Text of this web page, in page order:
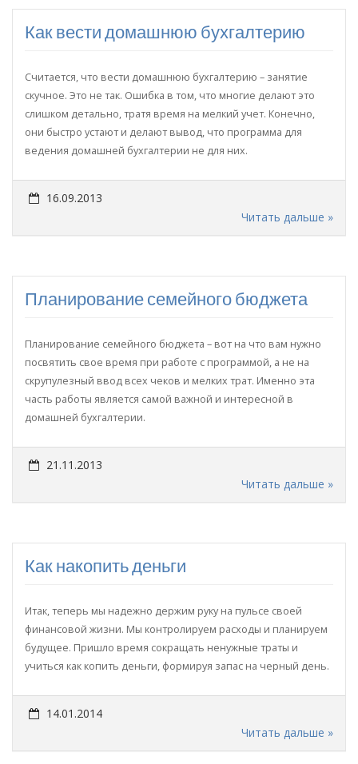
Как вести домашнюю бухгалтерию
Считается, что вести домашнюю бухгалтерию – занятие
скучное. Это не так. Ошибка в том, что многие делают это
слишком детально, тратя время на мелкий учет. Конечно,
они быстро устают и делают вывод, что программа для
ведения домашней бухгалтерии не для них.
16.09.2013
Читать дальше »
Планирование семейного бюджета
Планирование семейного бюджета – вот на что вам нужно
посвятить свое время при работе с программой, а не на
скрупулезный ввод всех чеков и мелких трат. Именно эта
часть работы является самой важной и интересной в
домашней бухгалтерии.
21.11.2013
Читать дальше »
Как накопить деньги
Итак, теперь мы надежно держим руку на пульсе своей
финансовой жизни. Мы контролируем расходы и планируем
будущее. Пришло время сокращать ненужные траты и
учиться как копить деньги, формируя запас на черный день.
14.01.2014
Читать дальше »